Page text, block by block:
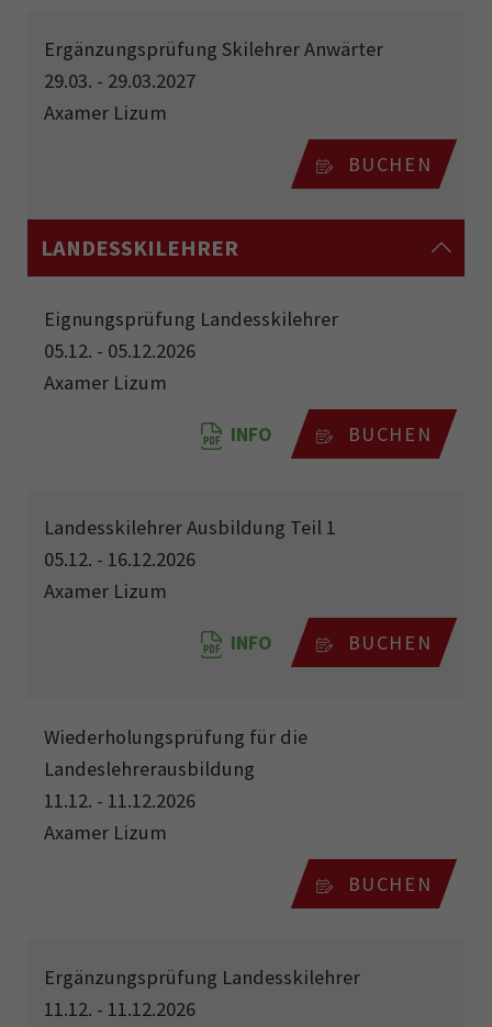
Ergänzungsprüfung Skilehrer Anwärter
29.03. - 29.03.2027
Axamer Lizum
BUCHEN
LANDESSKILEHRER
Eignungsprüfung Landesskilehrer
05.12. - 05.12.2026
Axamer Lizum
INFO BUCHEN
Landesskilehrer Ausbildung Teil 1
05.12. - 16.12.2026
Axamer Lizum
INFO BUCHEN
Wiederholungsprüfung für die
Landeslehrerausbildung
11.12. - 11.12.2026
Axamer Lizum
BUCHEN
Ergänzungsprüfung Landesskilehrer
11.12. - 11.12.2026